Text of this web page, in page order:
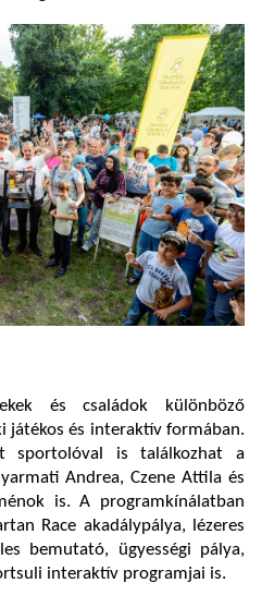
és családok különböző
játékos és interaktív formában.
sportolóval is találkozhat a
Andrea, Czene Attila és
is. A programkínálatban
Race akadálypálya, lézeres
bemutató, ügyességi pálya,
interaktív programjai is.